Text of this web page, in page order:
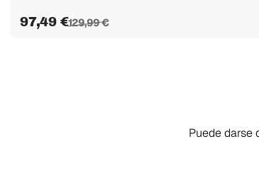
97,49 €129,99 €
Puede darse